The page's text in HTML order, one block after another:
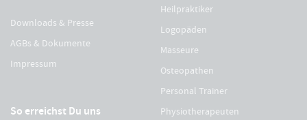
Downloads & Presse
AGBs & Dokumente
Impressum
So erreichst Du uns
Heilpraktiker
Logopäden
Masseure
Osteopathen
Personal Trainer
Physiotherapeuten